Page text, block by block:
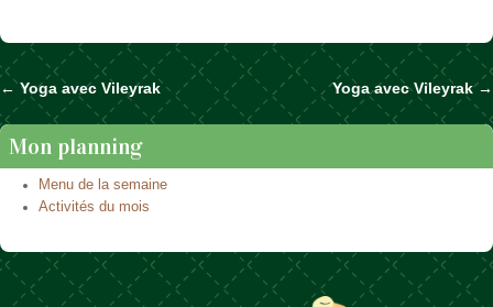
Naviguer dans les articles
←Yoga avec Vileyrak Yoga avec Vileyrak→
Mon planning
Menu de la semaine
Activités du mois